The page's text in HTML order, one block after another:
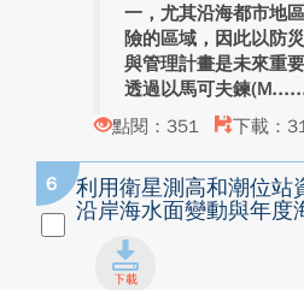
一，尤其沿海都市地
險的區域，因此以防
與管理計畫是未來重
透過以馬可夫鍊(M...
點閱：351
下載：
6
利用衛星測高和潮位站
沿岸海水面變動與年度